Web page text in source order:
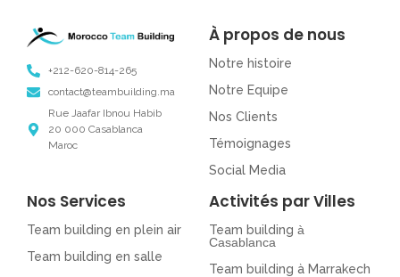
+212-620-814-265
contact@teambuilding.ma
Rue Jaafar Ibnou Habib
20 000 Casablanca
Maroc
À propos de nous
Notre histoire
Notre Equipe
Nos Clients
Témoignages
Social Media
Nos Services
Team building en plein air
Team building en salle
Activités par Villes
Team building à
Casablanca
Team building à Marrakech